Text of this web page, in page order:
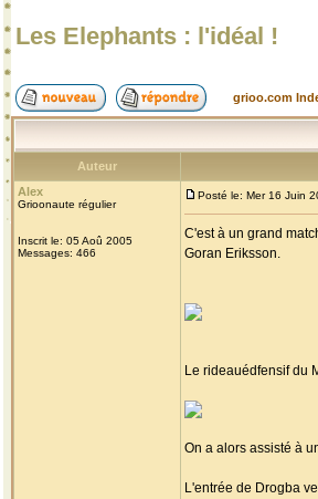
Les Elephants : l'idéal !
grioo.com
Auteur
Alex
Grioonaute régulier
Inscrit le: 05 Aoû 2005
Messages: 466
Posté le: Mer 16 Juin
C'est à un grand
Goran Eriksson.
Le rideauédfensif du
On a alors assisté à
L'entrée de Drogba